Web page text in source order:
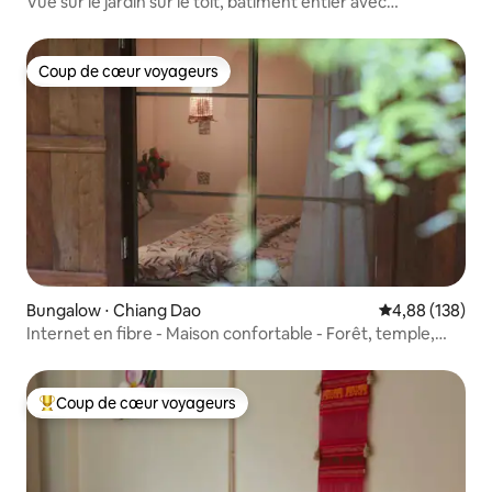
Coup de cœur voyageurs
Coup de cœur voyageurs
Bungalow ⋅ Chiang Dao Évaluation
4,88 (138)
Internet en fibre - Maison confortable - Forêt, temple,
Coups de cœur voyageurs les plus appréciés
Coup de cœur voyageurs